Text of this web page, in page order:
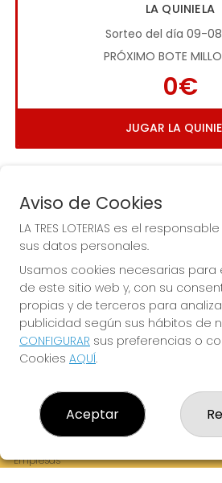
LA QUINIELA
Sorteo del día 09-
PRÓXIMO BOTE
0€
JUGAR LA
¡La Tres Loterias te desea
¿Quiénes somos?
Comprar lotería
Resultados
Empresas
Aviso de Cookies
LA TRES LOTERIAS es el
sus datos personales.
Usamos cookies necesarias para
de este sitio web y, con su
propias y de terceros para
publicidad según sus hábitos de
CONFIGURAR sus preferencias o
Cookies AQUÍ.
Aceptar